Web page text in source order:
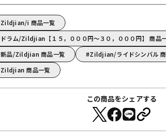
Zildjian/i 商品一覧
ドラム/Zildjian【１５，０００円～３０，０００円】 商品
新品/Zildjian 商品一覧
Zildjian/ライドシンバル
Zildjian 商品一覧
この商品をシェアする